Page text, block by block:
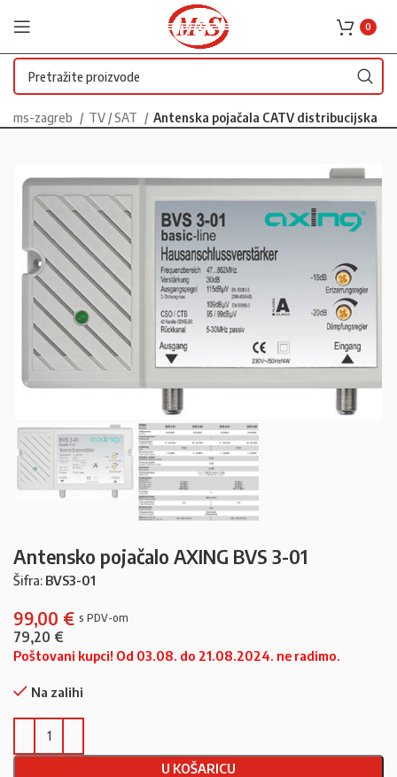
0
ms-zagreb TV / SAT Antenska pojačala CATV distribucijska
Antensko pojačalo AXING BVS 3-01
Šifra: BVS3-01
99,00 €
79,20 €
Poštovani kupci! Od 03.08. do 21.08.2024. ne radimo.
Na zalihi
U KOŠARICU